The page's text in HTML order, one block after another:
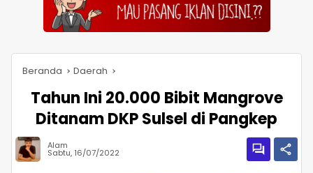
Beranda Daerah
Tahun Ini 20.000 Bibit Mangrove
Ditanam DKP Sulsel di Pangkep
Alam
Sabtu, 16/07/2022